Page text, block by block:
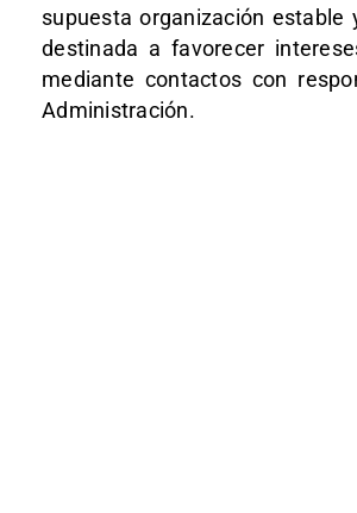
supuesta organización estable
destinada a favorecer
mediante contactos con
Administración.